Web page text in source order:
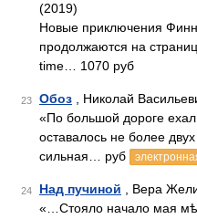
(2019)
Новые приключения
продолжаются на
time… 1070 руб
23 Обоз , Николай
«По большой дороге
оставалось не более
сильная… руб
24 Над пучиной , Вера
«…Стояло начало мая